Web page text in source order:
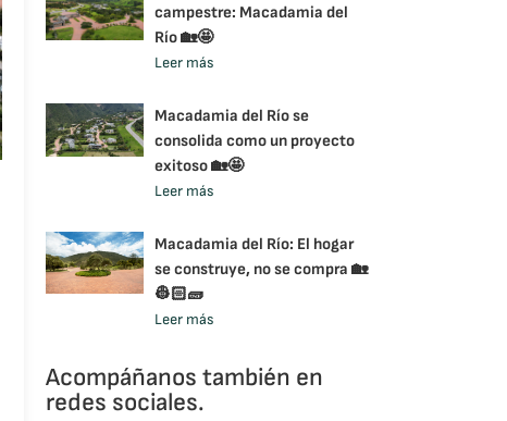
campestre: Macadamia del
Río 🏡🤩
Leer más
Macadamia del Río se
consolida como un proyecto
exitoso 🏡🤩
Leer más
Macadamia del Río: El hogar
se construye, no se compra 🏡
👷🏻🧱
Leer más
Acompáñanos también en
redes sociales.